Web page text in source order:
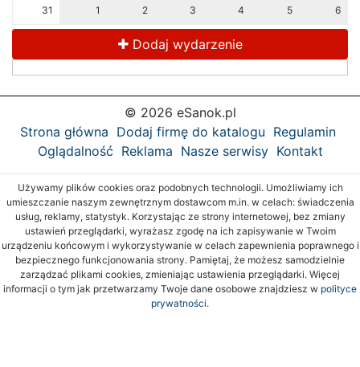
31 1 2 3 4 5 6
Dodaj wydarzenie
© 2026 eSanok.pl
Strona główna Dodaj firmę do katalogu Regulamin
Oglądalność Reklama Nasze serwisy Kontakt
Używamy plików cookies oraz podobnych technologii. Umożliwiamy ich
umieszczanie naszym zewnętrznym dostawcom m.in. w celach: świadczenia
usług, reklamy, statystyk. Korzystając ze strony internetowej, bez zmiany
ustawień przeglądarki, wyrażasz zgodę na ich zapisywanie w Twoim
urządzeniu końcowym i wykorzystywanie w celach zapewnienia poprawnego i
bezpiecznego funkcjonowania strony. Pamiętaj, że możesz samodzielnie
zarządzać plikami cookies, zmieniając ustawienia przeglądarki. Więcej
informacji o tym jak przetwarzamy Twoje dane osobowe znajdziesz w polityce
prywatności.